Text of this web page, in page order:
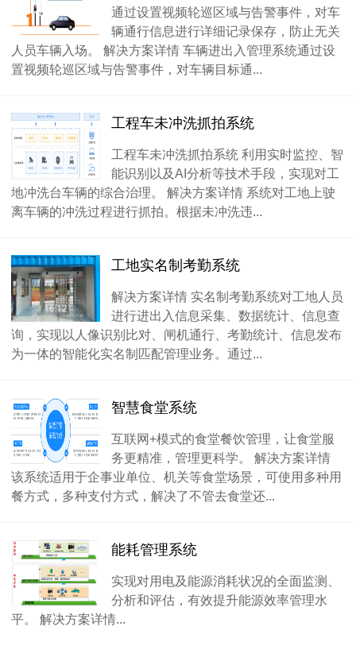
通过设置视频轮巡区域与告警事件，对车
辆通行信息进行详细记录保存，防止无关
人员车辆入场。 解决方案详情 车辆进出入管理系统通过设
置视频轮巡区域与告警事件，对车辆目标通...
工程车未冲洗抓拍系统
工程车未冲洗抓拍系统 利用实时监控、智
能识别以及AI分析等技术手段，实现对工
地冲洗台车辆的综合治理。 解决方案详情 系统对工地上驶
离车辆的冲洗过程进行抓拍。根据未冲洗违...
工地实名制考勤系统
解决方案详情 实名制考勤系统对工地人员
进行进出入信息采集、数据统计、信息查
询，实现以人像识别比对、闸机通行、考勤统计、信息发布
为一体的智能化实名制匹配管理业务。通过...
智慧食堂系统
互联网+模式的食堂餐饮管理，让食堂服
务更精准，管理更科学。 解决方案详情
该系统适用于企事业单位、机关等食堂场景，可使用多种用
餐方式，多种支付方式，解决了不管去食堂还...
能耗管理系统
实现对用电及能源消耗状况的全面监测、
分析和评估，有效提升能源效率管理水
平。 解决方案详情...